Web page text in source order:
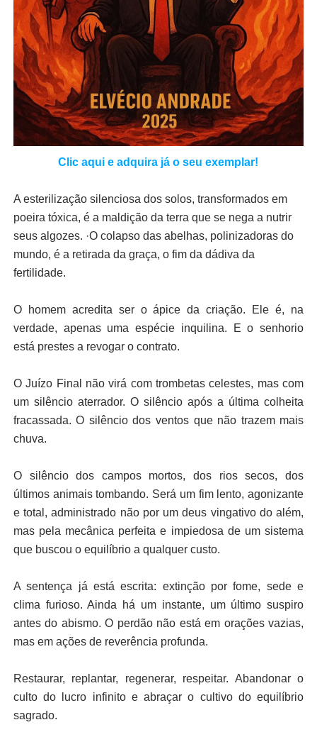
Clic aqui e adquira já o seu exemplar!
A esterilização silenciosa dos solos, transformados em
poeira tóxica, é a maldição da terra que se nega a nutrir
seus algozes. ·O colapso das abelhas, polinizadoras do
mundo, é a retirada da graça, o fim da dádiva da
fertilidade.
O homem acredita ser o ápice da criação. Ele é, na
verdade, apenas uma espécie inquilina. E o senhorio
está prestes a revogar o contrato.
O Juízo Final não virá com trombetas celestes, mas com
um silêncio aterrador. O silêncio após a última colheita
fracassada. O silêncio dos ventos que não trazem mais
chuva.
O silêncio dos campos mortos, dos rios secos, dos
últimos animais tombando. Será um fim lento, agonizante
e total, administrado não por um deus vingativo do além,
mas pela mecânica perfeita e impiedosa de um sistema
que buscou o equilíbrio a qualquer custo.
A sentença já está escrita: extinção por fome, sede e
clima furioso. Ainda há um instante, um último suspiro
antes do abismo. O perdão não está em orações vazias,
mas em ações de reverência profunda.
Restaurar, replantar, regenerar, respeitar. Abandonar o
culto do lucro infinito e abraçar o cultivo do equilíbrio
sagrado.